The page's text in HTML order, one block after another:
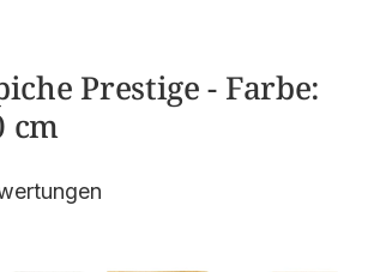
Prestige - Farbe:
cm